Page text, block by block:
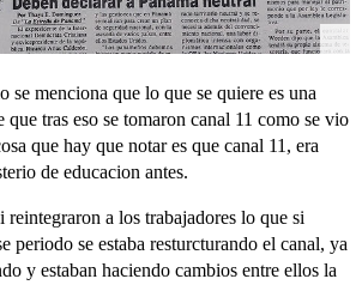
se menciona que lo que se quiere es una
que tras eso se tomaron canal 11 como se vio
que hay que notar es que canal 11, era
de educacion antes.
a los trabajadores lo que si
periodo se estaba resturcturando el canal, ya
y estaban haciendo cambios entre ellos la